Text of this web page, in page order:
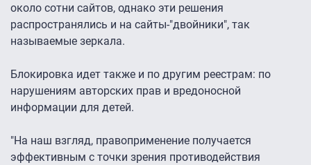
около сотни сайтов, однако эти решения
распространялись и на сайты-"двойники", так
называемые зеркала.
Блокировка идет также и по другим реестрам: по
нарушениям авторских прав и вредоносной
информации для детей.
"На наш взгляд, правоприменение получается
эффективным с точки зрения противодействия